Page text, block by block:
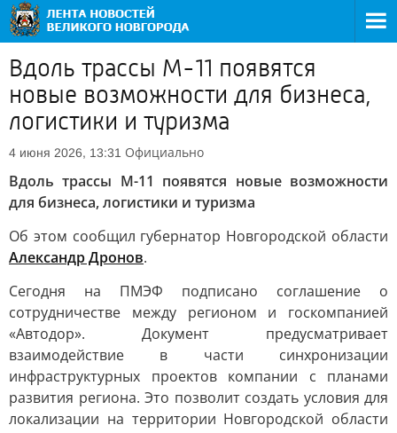
Вдоль трассы М-11 появятся
новые возможности для бизнеса,
логистики и туризма
4 июня 2026, 13:31 Официально
Вдоль трассы М-11 появятся новые возможности
для бизнеса, логистики и туризма
Об этом сообщил губернатор Новгородской области
Александр Дронов.
Сегодня на ПМЭФ подписано соглашение о
сотрудничестве между регионом и госкомпанией
«Автодор». Документ предусматривает
взаимодействие в части синхронизации
инфраструктурных проектов компании с планами
развития региона. Это позволит создать условия для
локализации на территории Новгородской области